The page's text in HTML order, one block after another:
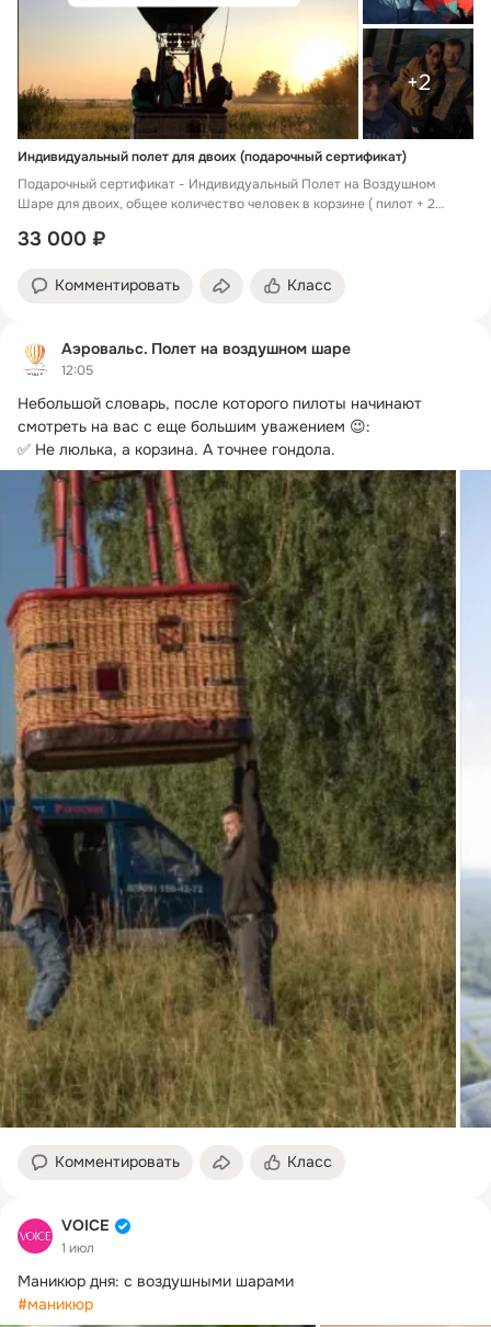
+2
Индивидуальный полет для двоих (подарочный сертификат)
Подарочный сертификат - Индивидуальный Полет на Воздушном
Шаре для двоих, общее количество человек в корзине ( пилот + 2
33 000 ₽
Комментировать Класс
Аэровальс. Полет на воздушном шаре
12:05
Небольшой словарь, после которого пилоты начинают
смотреть на вас с еще большим уважением 😉:
✅ Не люлька, а корзина. А точнее гондола.
Комментировать Класс
VOICE
1 июл
#маникюр